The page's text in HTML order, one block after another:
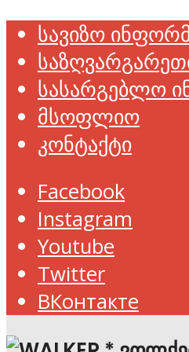
სავიზო
სასარგებლო
მსოფლიო
კონტაქტი
Facebook
Instagram
Youtube
Twitter
ВКонтакте